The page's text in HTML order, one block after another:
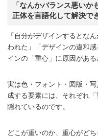
「なんかバランス悪いか
正体を言語化して解決で
「自分がデザインするとな
われた」「デザインの違和
インの「重心」に原因がある
実は色・フォント・図版・
成する要素には、それぞれ
隠れているのです。
どこが重いのか、重心がど